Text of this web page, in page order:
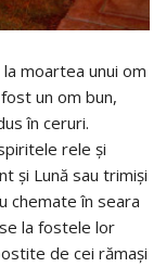
moartea unui om
un om bun,
în ceruri.
rele și
şi Lună sau trimiși
chemate în seara
la fostele lor
de cei rămași